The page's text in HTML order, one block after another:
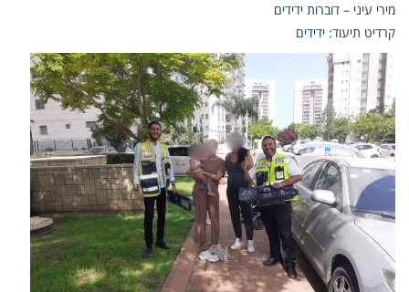
מירי עיני – דוברות ידידים
קרדיט תיעוד: ידידים